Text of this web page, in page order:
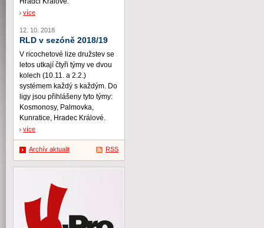
více
12. 10. 2018
RLD v sezóně 2018/19
V ricochetové lize družstev se
letos utkají čtyři týmy ve dvou
kolech (10.11. a 2.2.)
systémem každý s každým. Do
ligy jsou přihlášeny tyto týmy:
Kosmonosy, Palmovka,
Kunratice, Hradec Králové.
více
Archív aktualit RSS